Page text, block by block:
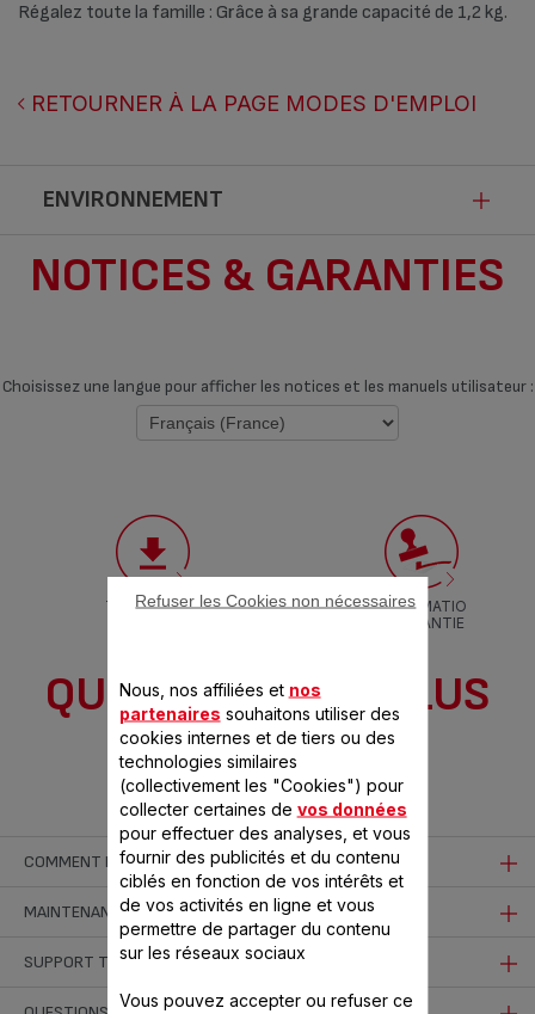
Régalez toute la famille : Grâce à sa grande capacité de 1,2 kg.
RETOURNER À LA PAGE MODES D'EMPLOI
ENVIRONNEMENT
Ce produit n’est pas impacté par les
Anti-Gaspillage pour une Economie
Circulaire.
NOTICES & GARANTIES
Choisissez une langue pour afficher les notices et les manuels utilisateur :
TÉLÉCHARGE
INFORMATIO
N GARANTIE
QUESTIONS LES PLUS
FRÉQUENTES
COMMENT MIEUX UTILISER MON PRODUIT
Pourquoi ma pâte à frire colle-t-elle au panier ?
Mettre d'abord le panier dans l'huile.
Est-ce que je peux réaliser des desserts avec ma
friteuse ?
MAINTENANCE ET NETTOYAGE
Comment nettoyer ma friteuse ?
• Laissez refroidir votre friteuse.
SUPPORT TECHNIQUE
Nous, nos affiliées et nos
partenaires souhaitons utiliser des
cookies internes et de tiers ou des
technologies similaires
(collectivement les "Cookies") pour
collecter certaines de vos données
pour effectuer des analyses, et vous
fournir des publicités et du contenu
ciblés en fonction de vos intérêts et
de vos activités en ligne et vous
permettre de partager du contenu
sur les réseaux sociaux
Vous pouvez accepter ou refuser ce
Refuser les Cookies non nécessaires